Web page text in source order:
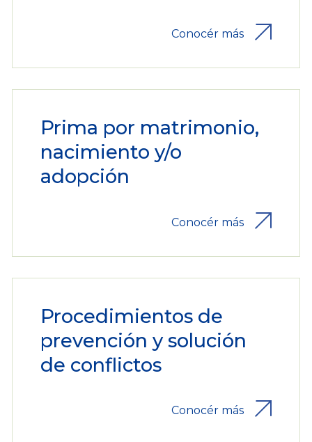
Conocér más
Prima por matrimonio,
nacimiento y/o
adopción
Conocér más
Procedimientos de
prevención y solución
de conflictos
Conocér más